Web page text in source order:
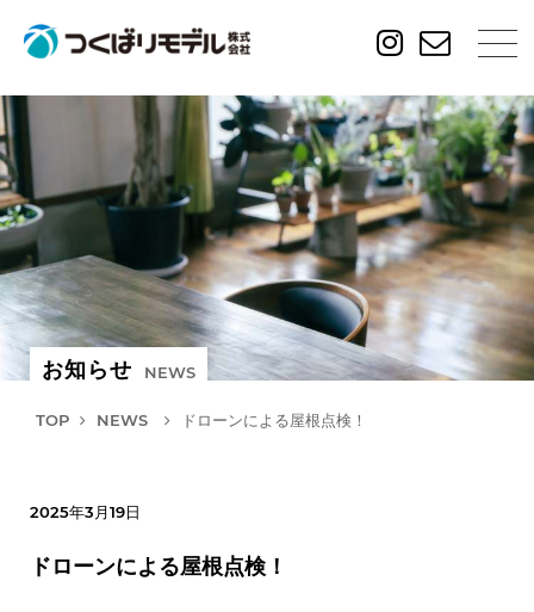
お知らせ NEWS
TOP NEWS ドローンによる屋根点検！
2025年3月19日
ドローンによる屋根点検！